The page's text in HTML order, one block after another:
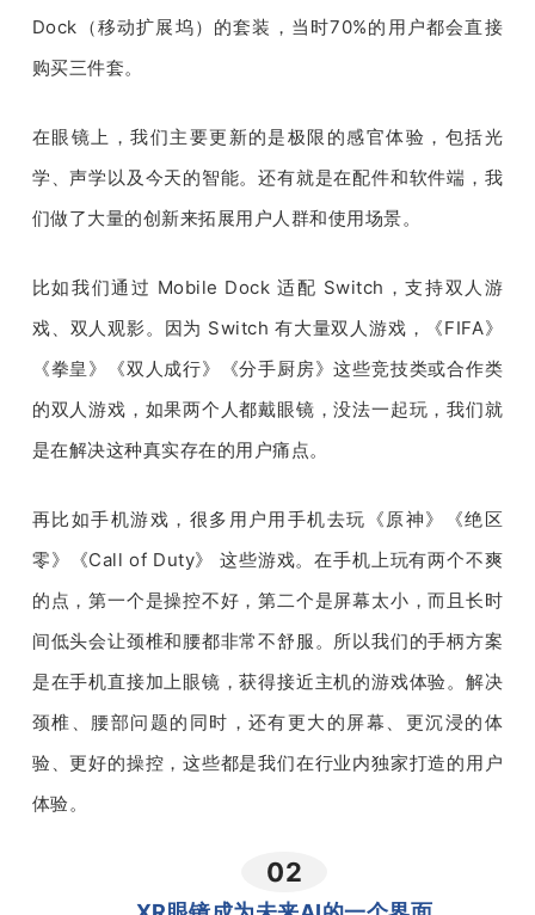
Dock （移动扩展坞）的套装，当时70%的用户都会直接
购买三件套。
在眼镜上，我们主要更新的是极限的感官体验，包括光
学、声学以及今天的智能。还有就是在配件和软件端，我
们做了大量的创新来拓展用户人群和使用场景。
比如我们通过 Mobile Dock 适配 Switch ，支持双人游
戏、双人观影。因为 Switch 有大量双人游戏，《FIFA》
《拳皇》《双人成行》《分手厨房》这些竞技类或合作类
的双人游戏，如果两个人都戴眼镜，没法一起玩，我们就
是在解决这种真实存在的用户痛点。
再比如手机游戏，很多用户用手机去玩《原神》《绝区
零》《Call of Duty》 这些游戏。在手机上玩有两个不爽
的点，第一个是操控不好，第二个是屏幕太小，而且长时
间低头会让颈椎和腰都非常不舒服。所以我们的手柄方案
是在手机直接加上眼镜，获得接近主机的游戏体验。解决
颈椎、腰部问题的同时，还有更大的屏幕、更沉浸的体
验、更好的操控，这些都是我们在行业内独家打造的用户
体验。
02